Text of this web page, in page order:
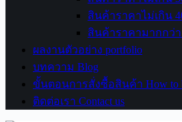
สินค้าราคาไม่เกิน
สินค้าราคามากกว่า
ผลงานตัวอย่าง portfolio
บทความ Blog
ขั้นตอนการสั่งซื้อสินค้า How to
ติดต่อเรา Contact us